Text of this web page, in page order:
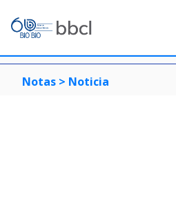
Notas > Noticia